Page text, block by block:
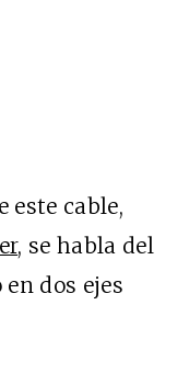
este cable,
, se habla del
dos ejes